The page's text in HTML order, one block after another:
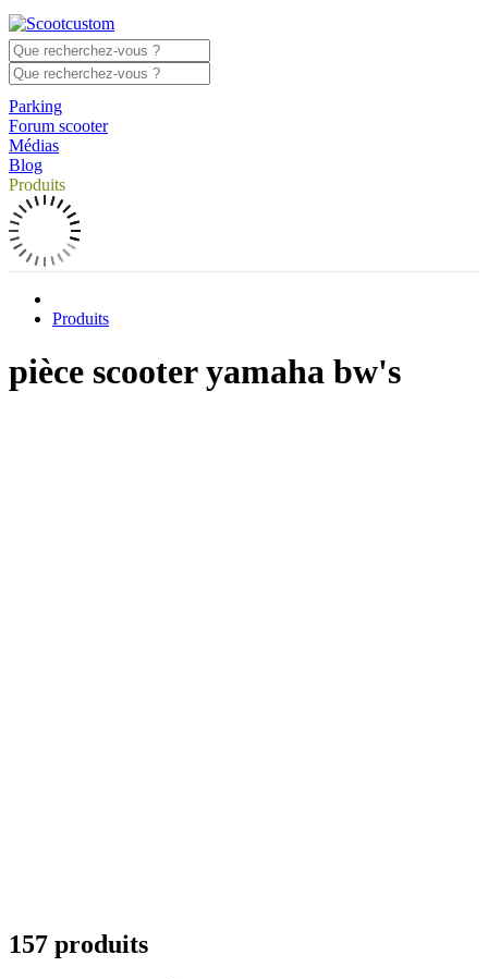
Parking
Forum scooter
Médias
Blog
Produits
Produits
pièce scooter yamaha bw's
157 produits